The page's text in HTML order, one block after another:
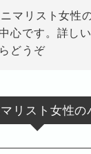
マリスト女性
心です。詳し
どうぞ
リスト女性の